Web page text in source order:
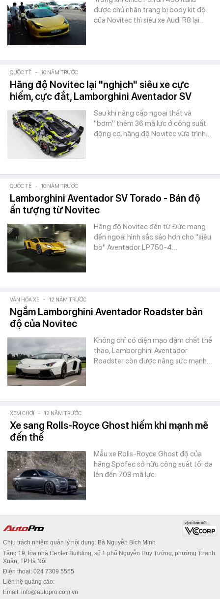
được chủ nhân trang bị body kit độ
của Novitec thì siêu xe Audi R8 lại…
QUỐC TẾ - 10 NĂM TRƯỚC
Hãng độ Novitec lại "nghịch" siêu xe cực
hiếm, cực đắt, Lamborghini Aventador SV
Sau khi nâng cấp ngoại thất và
"bơm" thêm 36 mã lực ở công suất
động cơ, hãng độ Novitec vừa trình…
QUỐC TẾ - 10 NĂM TRƯỚC
Lamborghini Aventador SV Torado - Bản độ
ấn tượng từ Novitec
Hãng độ Novitec đến từ Đức mang
đến ngoại hình sắc sảo hơn cho "siêu
bò" Aventador LP750-4…
VĂN HÓA XE - 12 NĂM TRƯỚC
Ngắm Lamborghini Aventador Roadster bản
độ của Novitec
Không chỉ có diện mạo đậm chất thể
thao, Lamborghini Aventador
Roadster còn được nâng sức mạnh…
XEM CHƠI - 12 NĂM TRƯỚC
Xe sang Rolls-Royce Ghost hiếm khi mạnh mẽ
đến thế
Mẫu xe Rolls-Royce Ghost độ của
hãng Spofec sở hữu công suất tối đa
lên đến 708 mã lực.
Chịu trách nhiệm quản lý nội dung: Bà Nguyễn Bích Minh
Tầng 19, tòa nhà Center Building, số 1 phố Nguyễn Huy Tưởng, phường Thanh
Xuân, TP.Hà Nội
Điện thoại: 024 7309 5555
Liên hệ quảng cáo:
Email: info@autopro.com.vn